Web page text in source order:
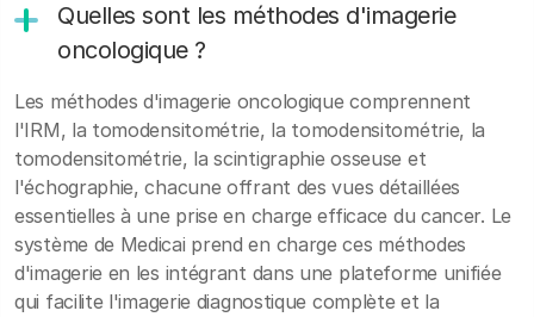
Quelles sont les méthodes d'imagerie
oncologique ?
Les méthodes d'imagerie oncologique comprennent
l'IRM, la tomodensitométrie, la tomodensitométrie, la
tomodensitométrie, la scintigraphie osseuse et
l'échographie, chacune offrant des vues détaillées
essentielles à une prise en charge efficace du cancer. Le
système de Medicai prend en charge ces méthodes
d'imagerie en les intégrant dans une plateforme unifiée
qui facilite l'imagerie diagnostique complète et la